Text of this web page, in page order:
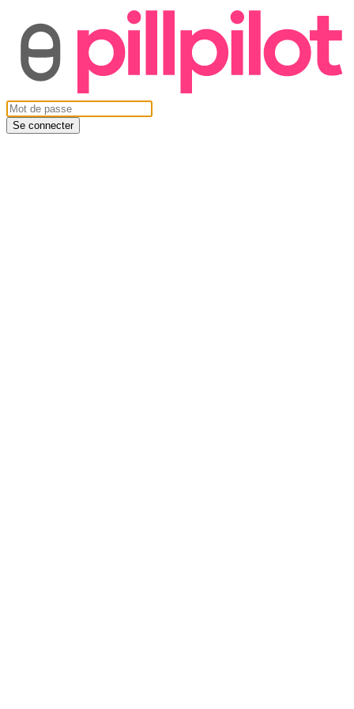
Se connecter